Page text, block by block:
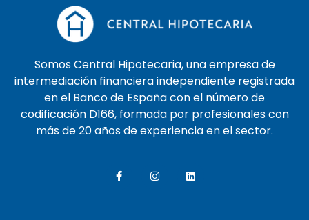
Somos Central Hipotecaria, una empresa de
intermediación financiera independiente registrada
en el Banco de España con el número de
codificación D166, formada por profesionales con
más de 20 años de experiencia en el sector.